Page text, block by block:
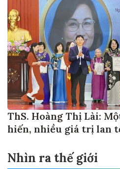
ThS. Hoàng Thị Lài:
hiến, nhiều giá trị lan
Nhìn ra thế giới